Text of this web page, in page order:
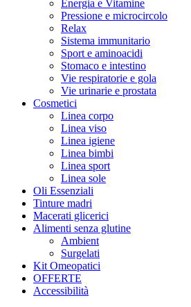
Energia e Vitamine
Pressione e microcircolo
Relax
Sistema immunitario
Sport e aminoacidi
Stomaco e intestino
Vie respiratorie e gola
Vie urinarie e prostata
Cosmetici
Linea corpo
Linea viso
Linea igiene
Linea bimbi
Linea sport
Linea sole
Oli Essenziali
Tinture madri
Macerati glicerici
Alimenti senza glutine
Ambient
Surgelati
Kit Omeopatici
OFFERTE
Accessibilità